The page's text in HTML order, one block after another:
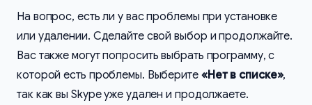
На вопрос, есть ли у вас проблемы при установке
или удалении. Сделайте свой выбор и продолжайте.
Вас также могут попросить выбрать программу, с
которой есть проблемы. Выберите «Нет в списке»,
так как вы Skype уже удален и продолжаете.